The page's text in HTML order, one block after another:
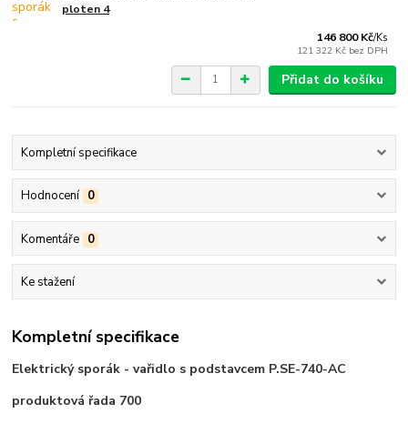
ploten 4
146 800 Kč/Ks
121 322 Kč bez DPH
Přidat do košíku
Kompletní specifikace
Hodnocení 0
Komentáře 0
Ke stažení
Kompletní specifikace
Elektrický sporák - vařidlo s podstavcem P.SE-740-AC
produktová řada 700